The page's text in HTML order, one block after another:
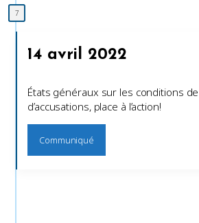
14 avril 2022
États généraux sur les conditions
d’accusations, place à l’action!
Communiqué